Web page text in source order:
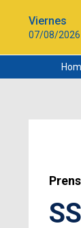
Viernes
07/08/2026